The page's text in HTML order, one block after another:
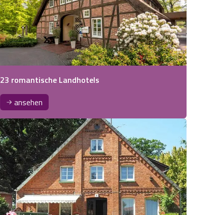
23 romantische Landhotels
ansehen